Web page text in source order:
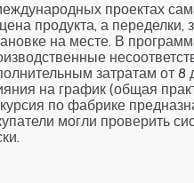
проектах
продукта, а переделки,
на месте. В
затратам от 8
на график (общая
по фабрике
могли проверить